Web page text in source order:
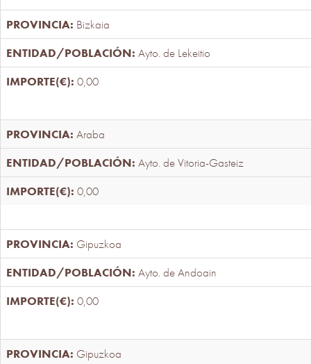
Bizkaia
Ayto. de Lekeitio
0,00
Araba
Ayto. de Vitoria-Gasteiz
0,00
Gipuzkoa
Ayto. de Andoain
0,00
Gipuzkoa